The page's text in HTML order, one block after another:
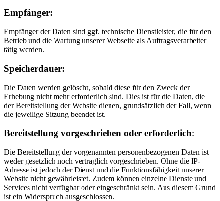
Empfänger:
Empfänger der Daten sind ggf. technische Dienstleister, die für den
Betrieb und die Wartung unserer Webseite als Auftragsverarbeiter
tätig werden.
Speicherdauer:
Die Daten werden gelöscht, sobald diese für den Zweck der
Erhebung nicht mehr erforderlich sind. Dies ist für die Daten, die
der Bereitstellung der Website dienen, grundsätzlich der Fall, wenn
die jeweilige Sitzung beendet ist.
Bereitstellung vorgeschrieben oder erforderlich:
Die Bereitstellung der vorgenannten personenbezogenen Daten ist
weder gesetzlich noch vertraglich vorgeschrieben. Ohne die IP-
Adresse ist jedoch der Dienst und die Funktionsfähigkeit unserer
Website nicht gewährleistet. Zudem können einzelne Dienste und
Services nicht verfügbar oder eingeschränkt sein. Aus diesem Grund
ist ein Widerspruch ausgeschlossen.